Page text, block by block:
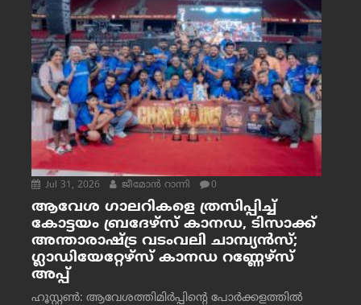
Jul 31, 2026 ജീമോന്‍ റാന്നി 0
ആവേശ ഗാലറികളെ ത്രസിപ്പിച്ച്
കോട്ടയം ബ്രദേഴ്‌സ് കാനഡ, ടിസാക്ക്
അന്താരാഷ്ട്ര വടംവലി ചാമ്പ്യന്‍സ്;
ഗ്ലാഡിയേറ്റേഴ്‌സ് കാനഡ റണ്ണേഴ്‌സ്
അപ്പ്
ഹൂസ്റ്റണ്‍: ആവേശത്തിമിര്‍പ്പിന്റെ പോര്‍ക്കളത്തില്‍